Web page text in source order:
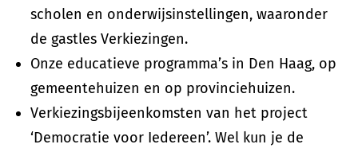
scholen en onderwijsinstellingen, waaronder
de gastles Verkiezingen.
Onze educatieve programma’s in Den Haag, op
gemeentehuizen en op provinciehuizen.
Verkiezingsbijeenkomsten van het project
‘Democratie voor Iedereen’. Wel kun je de